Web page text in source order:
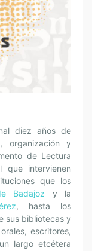
diez años de
organización y
de Lectura
intervienen
que los
Badajoz y la
, hasta los
sus bibliotecas y
escritores,
largo etcétera